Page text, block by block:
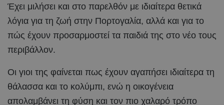
Έχει μιλήσει και στο παρελθόν με ιδιαίτερα θετικά
λόγια για τη ζωή στην Πορτογαλία, αλλά και για το
πώς έχουν προσαρμοστεί τα παιδιά της στο νέο τους
περιβάλλον.
Οι γιοι της φαίνεται πως έχουν αγαπήσει ιδιαίτερα τη
θάλασσα και το κολύμπι, ενώ η οικογένεια
απολαμβάνει τη φύση και τον πιο χαλαρό τρόπο